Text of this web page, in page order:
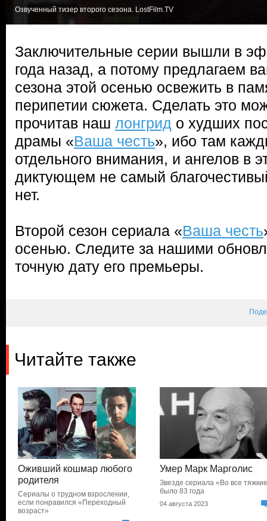
Озвученный тизер второго сезона. LostFilm.TV
Заключительные серии вышли в
года назад, а потому предлагаем
сезона этой осенью освежить в
перипетии сюжета. Сделать это
прочитав наш лонгрид о худших
драмы «Ваша честь», ибо там
отдельного внимания, и ангелов в
диктующем не самый
нет.
Второй сезон сериала «Ваша честь
осенью. Следите за нашими
точную дату его премьеры.
Читайте также
Оживший кошмар любого
родителя
Сериалы о трудном взрослении,
если понравился «Переходный
возраст»
Умер Марк Марголис
Звезде сериала «Во все
было 83 года
04 августа 2023